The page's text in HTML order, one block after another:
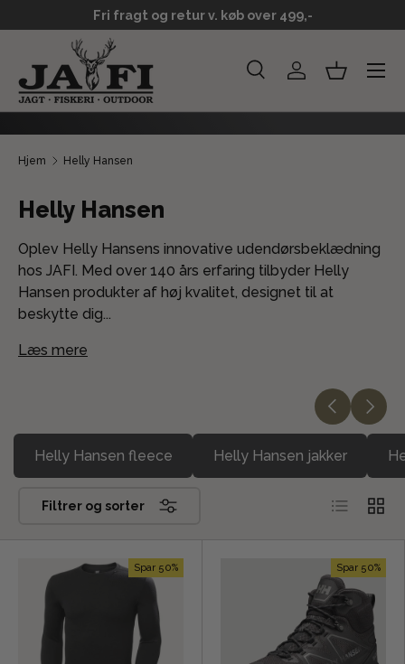
GÅ TIL INDHOLD
Levering 2-3 hverdage
Søg Log indKurv
Menu
Hjem Helly Hansen
Helly Hansen
Oplev Helly Hansens innovative udendørsbeklædning
hos JAFI. Med over 140 års erfaring tilbyder Helly
Hansen produkter af høj kvalitet, designet til at
beskytte dig...
Læs mere
Helly Hansen fleece Helly Hansen jakker
Filtrer og sorter Liste Grid
Spar 50% Spar 50%